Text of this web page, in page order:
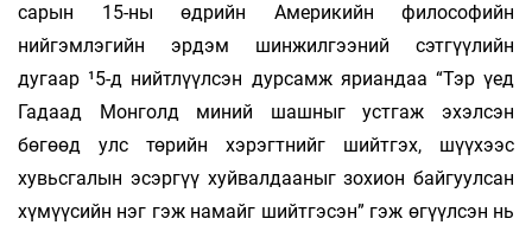
сарын 15-ны өдрийн Америкийн философийн
нийгэмлэгийн эрдэм шинжилгээний сэтгүүлийн
дугаар ¹5-д нийтлүүлсэн дурсамж яриандаа “Тэр үед
Гадаад Монголд миний шашныг устгаж эхэлсэн
бөгөөд улс төрийн хэрэгтнийг шийтгэх, шүүхээс
хувьсгалын эсэргүү хуйвалдааныг зохион байгуулсан
хүмүүсийн нэг гэж намайг шийтгэсэн” гэж өгүүлсэн нь